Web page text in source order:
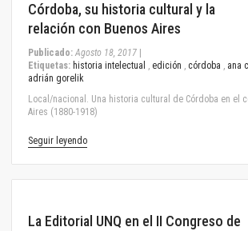
Córdoba, su historia cultural y la
relación con Buenos Aires
Publicado: Agosto 18, 2017
Etiquetas: historia intelectual , edición , córdoba , ana
adrián gorelik
Local/nacional. Una historia cultural de Córdoba en el
Aires (1880-1918)
Seguir leyendo
La Editorial UNQ en el II Congreso de